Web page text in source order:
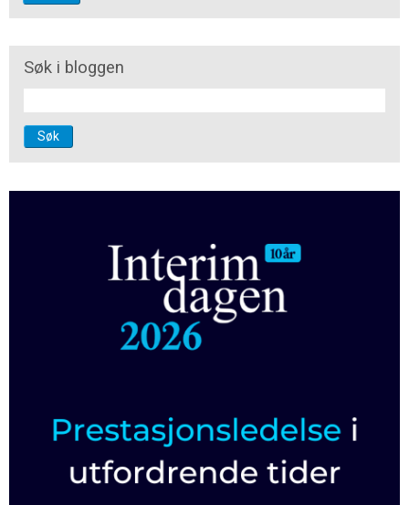
Søk i bloggen
Søk